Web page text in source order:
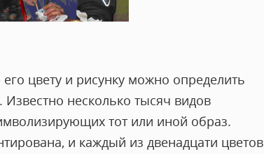
цвету и рисунку можно определить
Известно несколько тысяч видов
тот или иной образ.
и каждый из двенадцати цветов